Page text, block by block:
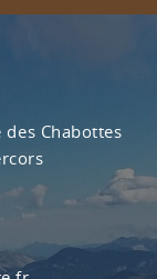
Chabottes